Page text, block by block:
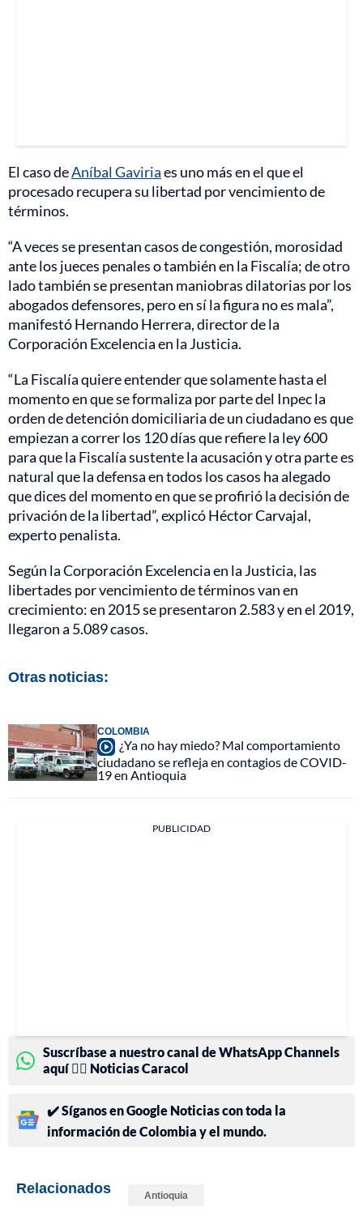
El caso deAníbal Gaviriaes uno más en el que el
procesado recupera su libertad por vencimiento de
términos.
“A veces se presentan casos de congestión, morosidad
ante los jueces penales o también en la Fiscalía; de otro
lado también se presentan maniobras dilatorias por los
abogados defensores, pero en sí la figura no es mala”,
manifestó Hernando Herrera, director de la
Corporación Excelencia en la Justicia.
“La Fiscalía quiere entender que solamente hasta el
momento en que se formaliza por parte del Inpec la
orden de detención domiciliaria de un ciudadano es que
empiezan a correr los 120 días que refiere la ley 600
para que la Fiscalía sustente la acusación y otra parte es
natural que la defensa en todos los casos ha alegado
que dices del momento en que se profirió la decisión de
privación de la libertad”, explicó Héctor Carvajal,
experto penalista.
Según la Corporación Excelencia en la Justicia, las
libertades por vencimiento de términos van en
crecimiento: en 2015 se presentaron 2.583 y en el 2019,
llegaron a 5.089 casos.
Otras noticias:
COLOMBIA
¿Ya no hay miedo? Mal comportamiento
ciudadano se refleja en contagios de COVID-
19 en Antioquia
PUBLICIDAD
Suscríbase a nuestro canal de WhatsApp Channels
aquí 👉🏻 Noticias Caracol
✔️ Síganos en Google Noticias con toda la
información de Colombia y el mundo.
Relacionados Antioquia